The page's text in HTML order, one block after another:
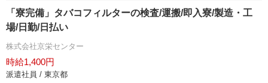
「寮完備」タバコフィルターの検査/運搬/即入寮/製造・工
場/日勤/日払い
株式会社京栄センター
時給1,400円
派遣社員 / 東京都